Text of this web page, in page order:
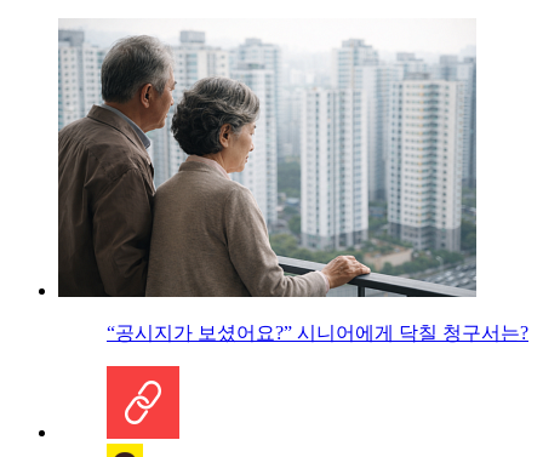
“공시지가 보셨어요?” 시니어에게 닥칠 청구서는?